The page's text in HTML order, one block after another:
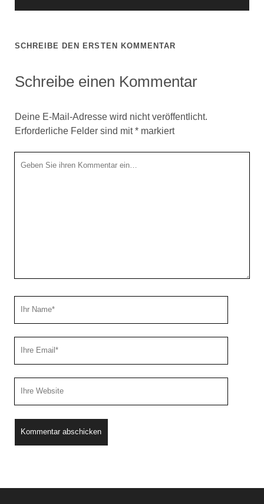
SCHREIBE DEN ERSTEN KOMMENTAR
Schreibe einen Kommentar
Deine E-Mail-Adresse wird nicht veröffentlicht.
Erforderliche Felder sind mit*markiert